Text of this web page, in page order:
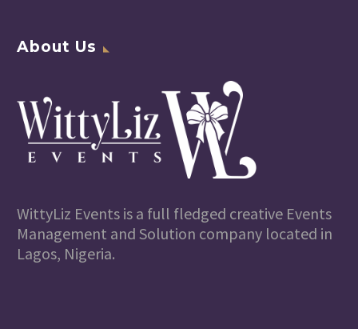
About Us
WittyLiz Events is a full fledged creative Events
Management and Solution company located in
Lagos, Nigeria.